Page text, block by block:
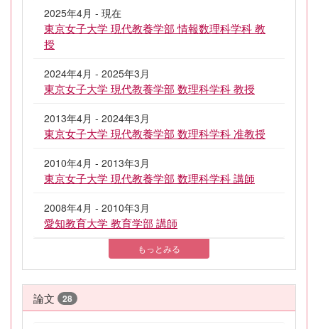
2025年4月 - 現在
東京女子大学 現代教養学部 情報数理科学科 教
授
2024年4月 - 2025年3月
東京女子大学 現代教養学部 数理科学科 教授
2013年4月 - 2024年3月
東京女子大学 現代教養学部 数理科学科 准教授
2010年4月 - 2013年3月
東京女子大学 現代教養学部 数理科学科 講師
2008年4月 - 2010年3月
愛知教育大学 教育学部 講師
もっとみる
論文 28